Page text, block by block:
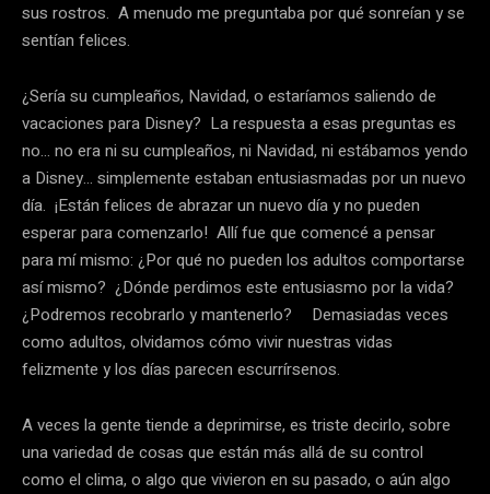
sus rostros. A menudo me preguntaba por qué sonreían y se
sentían felices.
¿Sería su cumpleaños, Navidad, o estaríamos saliendo de
vacaciones para Disney? La respuesta a esas preguntas es
no… no era ni su cumpleaños, ni Navidad, ni estábamos yendo
a Disney… simplemente estaban entusiasmadas por un nuevo
día. ¡Están felices de abrazar un nuevo día y no pueden
esperar para comenzarlo! Allí fue que comencé a pensar
para mí mismo: ¿Por qué no pueden los adultos comportarse
así mismo? ¿Dónde perdimos este entusiasmo por la vida?
¿Podremos recobrarlo y mantenerlo? Demasiadas veces
como adultos, olvidamos cómo vivir nuestras vidas
felizmente y los días parecen escurrírsenos.
A veces la gente tiende a deprimirse, es triste decirlo, sobre
una variedad de cosas que están más allá de su control
como el clima, o algo que vivieron en su pasado, o aún algo